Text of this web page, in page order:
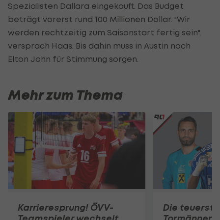
Spezialisten Dallara eingekauft. Das Budget
beträgt vorerst rund 100 Millionen Dollar. "Wir
werden rechtzeitig zum Saisonstart fertig sein",
versprach Haas. Bis dahin muss in Austin noch
Elton John für Stimmung sorgen.
Mehr zum Thema
Karrieresprung! ÖVV-
Die